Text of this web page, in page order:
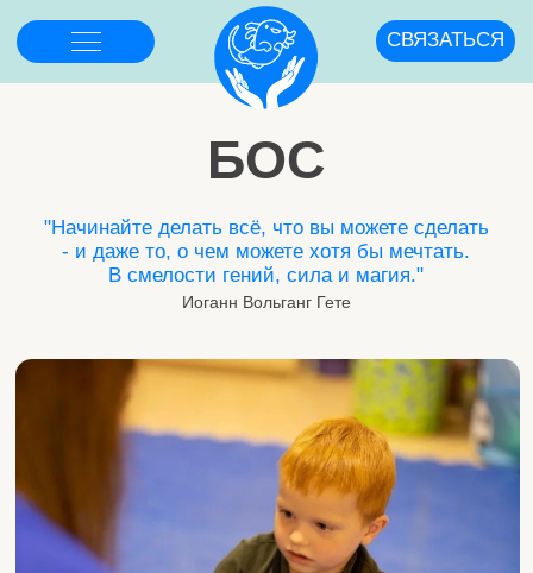
СВЯЗАТЬСЯ
"Начинайте делать всё, что вы можете сделать
- и даже то, о чем можете хотя бы мечтать.